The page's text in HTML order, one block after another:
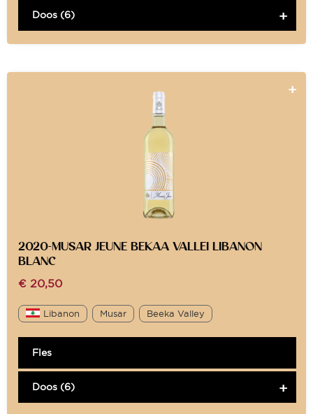
Doos (6)
2020-MUSAR JEUNE BEKAA VALLEI LIBANON
BLANC
€ 20,50
Libanon Musar Beeka Valley
Fles
Doos (6)